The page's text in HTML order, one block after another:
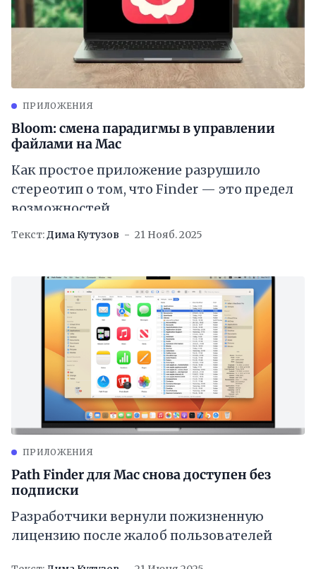
ПРИЛОЖЕНИЯ
Bloom: смена парадигмы в управлении
файлами на Mac
Как простое приложение разрушило
стереотип о том, что Finder — это предел
возможностей
Текст:Дима Кутузов 21 Нояб. 2025
ПРИЛОЖЕНИЯ
Path Finder для Mac снова доступен без
подписки
Разработчики вернули пожизненную
лицензию после жалоб пользователей